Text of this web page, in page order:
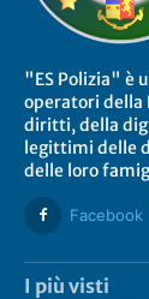
"ES Polizia" è
operatori della
diritti, della
legittimi delle
delle loro
Facebook
I più visti